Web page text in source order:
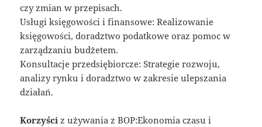
czy zmian w przepisach.
Usługi księgowości i finansowe: Realizowanie
księgowości, doradztwo podatkowe oraz pomoc w
zarządzaniu budżetem.
Konsultacje przedsiębiorcze: Strategie rozwoju,
analizy rynku i doradztwo w zakresie ulepszania
działań.
Korzyści z używania z BOP:Ekonomia czasu i